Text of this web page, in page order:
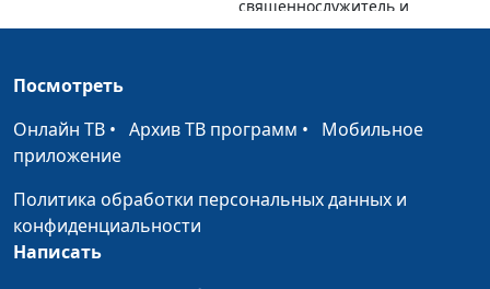
священнослужитель и
Елена Варнавская
Могут ли быть
отношения между
человеком и Богом?
священнослужитель и
Как спастись от греха -
своего и чужого?
Юлия Уткина, Николай
Посмотреть
Онлайн ТВ • Архив ТВ программ • Мобильное
приложение
Политика обработки персональных данных и
конфиденциальности
Написать